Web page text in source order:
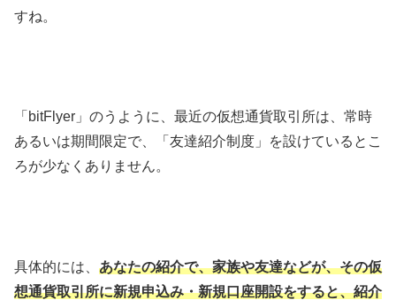
すね。
「bitFlyer」のうように、最近の仮想通貨取引所は、常時
あるいは期間限定で、「友達紹介制度」を設けているとこ
ろが少なくありません。
具体的には、 あなたの紹介で、家族や友達などが、その仮
想通貨取引所に新規申込み・新規口座開設をすると、紹介